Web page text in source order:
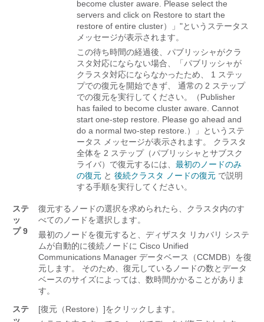
become cluster aware. Please select the
servers and click on Restore to start the
restore of entire cluster）」"というステータス
メッセージが表示されます。
この待ち時間の経過後、パブリッシャがクラ
スタ対応にならない場合、「パブリッシャが
クラスタ対応にならなかったため、 1 ステッ
プでの復元を開始できず、 通常の 2 ステップ
での復元を実行してください。（Publisher
has failed to become cluster aware. Cannot
start one-step restore. Please go ahead and
do a normal two-step restore.）」というステ
ータス メッセージが表示されます。 クラスタ
全体を 2 ステップ（パブリッシャとサブスク
ライバ）で復元するには、 最初のノードのみ
の復元 と 後続クラスタ ノードの復元 で説明
する手順を実行してください。
ステ
ッ
プ 9
復元するノードの選択を求められたら、クラスタ内のす
べてのノードを選択します。
最初のノードを復元すると、ディザスタ リカバリ システ
ムが自動的に後続ノードに Cisco Unified
Communications Manager データベース（CCMDB）を復
元します。 そのため、復元しているノードの数とデータ
ベースのサイズによっては、数時間かかることがありま
す。
ステ
[復元（Restore）]をクリックします。